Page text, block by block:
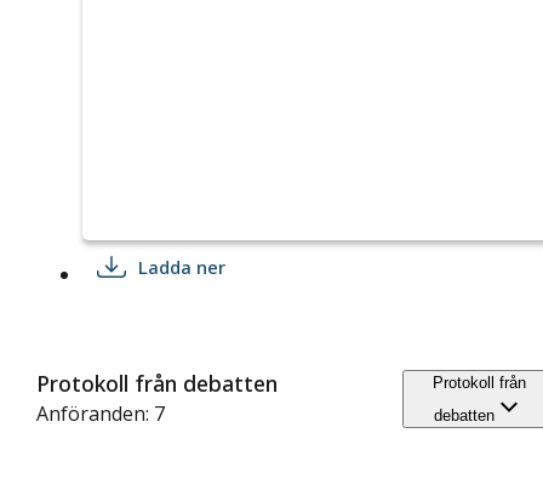
Ladda ner
Protokoll från debatten
Anföranden: 7
Protokoll från
debatten